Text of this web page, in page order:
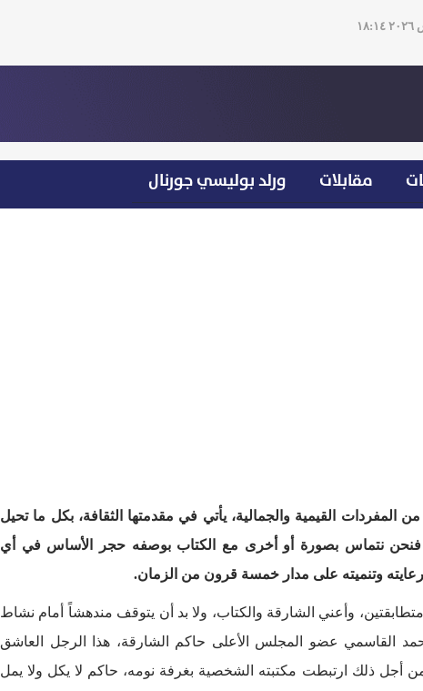
مقابلات ورلد بوليسي جورنال
المفردات القيمية والجمالية، يأتي في مقدمتها الثقافة، بكل ما تحيل
فنحن نتماس بصورة أو أخرى مع الكتاب بوصفه حجر الأساس في أي
وتنميته على مدار خمسة قرون من الزمان.
وأعني الشارقة والكتاب، ولا بد أن يتوقف مندهشاً أمام نشاط
القاسمي عضو المجلس الأعلى حاكم الشارقة، هذا الرجل العاشق
أجل ذلك ارتبطت مكتبته الشخصية بغرفة نومه، حاكم لا يكل ولا يمل